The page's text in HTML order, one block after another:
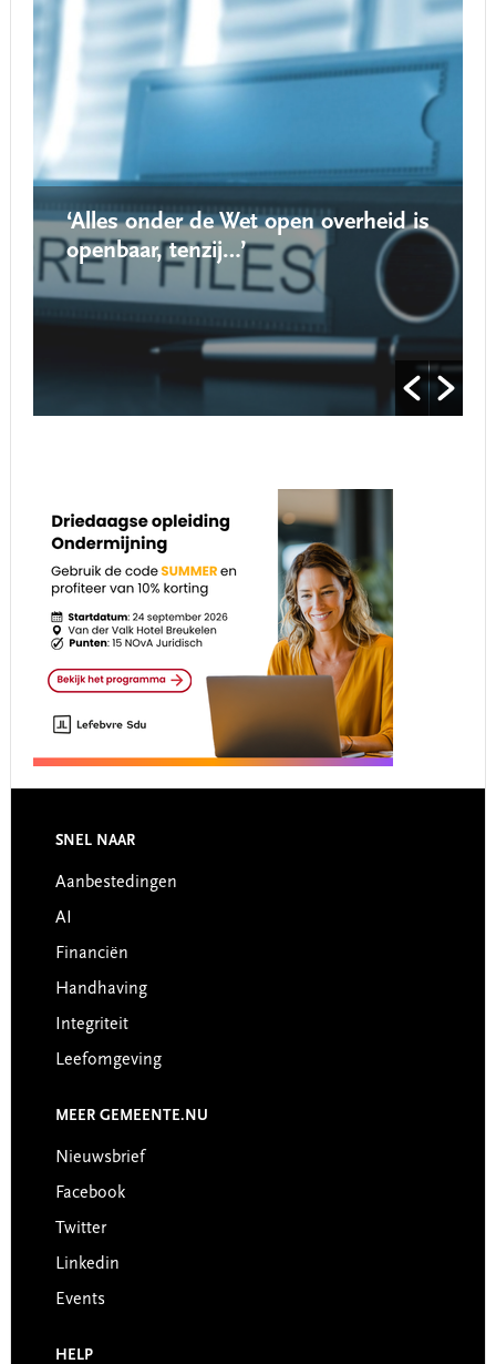
‘Alles onder de Wet open overheid is
openbaar, tenzij…’
Footer
SNEL NAAR
Aanbestedingen
AI
Financiën
Handhaving
Integriteit
Leefomgeving
MEER GEMEENTE.NU
Nieuwsbrief
Facebook
Twitter
Linkedin
Events
HELP